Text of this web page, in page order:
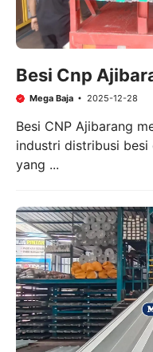
Besi Cnp
Mega Baja 2025-12-28
Besi CNP Ajibarang
industri distribusi besi
yang ...